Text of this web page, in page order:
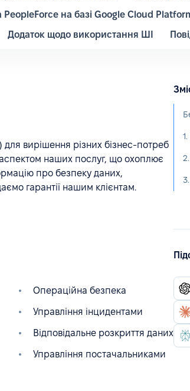
PeopleForce на базі Google Cloud
Додаток щодо використання ШІ
вирішення різних бізнес-потреб
наших послуг, що охоплює
про безпеку даних,
гарантії нашим клієнтам.
Операційна безпека
Управління інцидентами
Відповідальне розкриття даних
Управління постачальниками